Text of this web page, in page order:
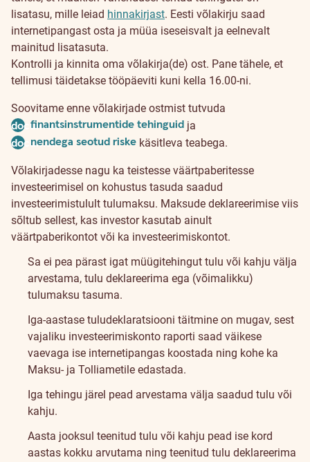
lisatasu, mille leiad hinnakirjast. Eesti võlakirju saad
internetipangast osta ja müüa iseseisvalt ja eelnevalt
mainitud lisatasuta.
Kontrolli ja kinnita oma võlakirja(de) ost. Pane tähele, et
tellimusi täidetakse tööpäeviti kuni kella 16.00-ni.
Soovitame enne võlakirjade ostmist tutvuda
document
finantsinstrumentide tehinguid ja
document
nendega seotud riske käsitleva teabega.
Tasud
ja
hinnad
Võlakirjadesse nagu ka teistesse väärtpaberitesse
investeerimisel on kohustus tasuda saadud
investeerimistulult tulumaksu. Maksude deklareerimise viis
sõltub sellest, kas investor kasutab ainult
väärtpaberikontot või ka investeerimiskontot.
Sa ei pea pärast igat müügitehingut tulu või kahju välja
arvestama, tulu deklareerima ega (võimalikku)
tulumaksu tasuma.
Iga-aastase tuludeklaratsiooni täitmine on mugav, sest
vajaliku investeerimiskonto raporti saad väikese
vaevaga ise internetipangas koostada ning kohe ka
Maksu- ja Tolliametile edastada.
Iga tehingu järel pead arvestama välja saadud tulu või
kahju.
Aasta jooksul teenitud tulu või kahju pead ise kord
aastas kokku arvutama ning teenitud tulu deklareerima